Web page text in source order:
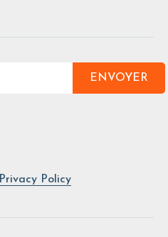
ENVOYER
Privacy Policy